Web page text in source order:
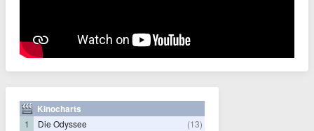
Kinocharts
1 Die Odyssee
(13)